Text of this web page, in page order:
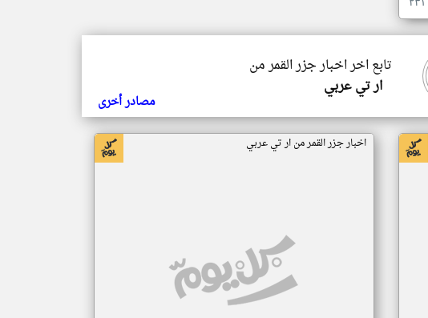
تابع اخر اخبار جزر القمر من
ار تي عربي
مصادر أخرى
اخبار جزر القمر من ار تي عربي